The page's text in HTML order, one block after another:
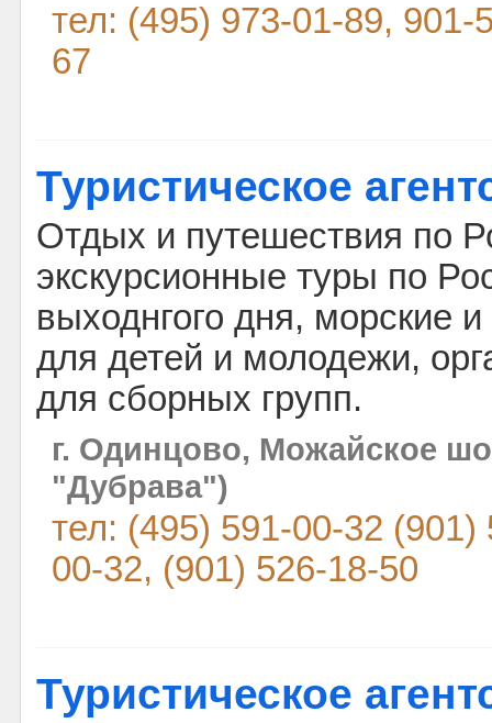
тел: (495) 973-01-89,
67
Туристическое
Отдых и путешествия по
экскурсионные туры по
выходнгого дня, морские
для детей и молодежи,
для сборных групп.
г. Одинцово, Можайское
"Дубрава")
тел: (495) 591-00-32
00-32, (901) 526-18-50
Туристическое